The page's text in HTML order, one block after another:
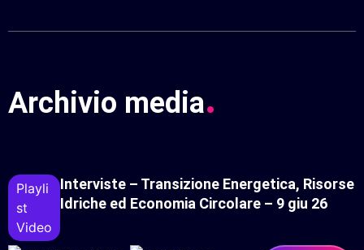
Archivio media.
Playli
St
Video
Interviste – Transizione Energetica, Risorse
Idriche ed Economia Circolare – 9 giu 26